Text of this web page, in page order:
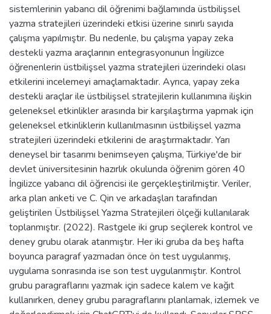
sistemlerinin yabancı dil öğrenimi bağlamında üstbilişsel
yazma stratejileri üzerindeki etkisi üzerine sınırlı sayıda
çalışma yapılmıştır. Bu nedenle, bu çalışma yapay zeka
destekli yazma araçlarının entegrasyonunun İngilizce
öğrenenlerin üstbilişsel yazma stratejileri üzerindeki olası
etkilerini incelemeyi amaçlamaktadır. Ayrıca, yapay zeka
destekli araçlar ile üstbilişsel stratejilerin kullanımına ilişkin
geleneksel etkinlikler arasında bir karşılaştırma yapmak için
geleneksel etkinliklerin kullanılmasının üstbilişsel yazma
stratejileri üzerindeki etkilerini de araştırmaktadır. Yarı
deneysel bir tasarımı benimseyen çalışma, Türkiye'de bir
devlet üniversitesinin hazırlık okulunda öğrenim gören 40
İngilizce yabancı dil öğrencisi ile gerçekleştirilmiştir. Veriler,
arka plan anketi ve C. Qin ve arkadaşları tarafından
geliştirilen Üstbilişsel Yazma Stratejileri ölçeği kullanılarak
toplanmıştır. (2022). Rastgele iki grup seçilerek kontrol ve
deney grubu olarak atanmıştır. Her iki gruba da beş hafta
boyunca paragraf yazmadan önce ön test uygulanmış,
uygulama sonrasında ise son test uygulanmıştır. Kontrol
grubu paragraflarını yazmak için sadece kalem ve kağıt
kullanırken, deney grubu paragraflarını planlamak, izlemek ve